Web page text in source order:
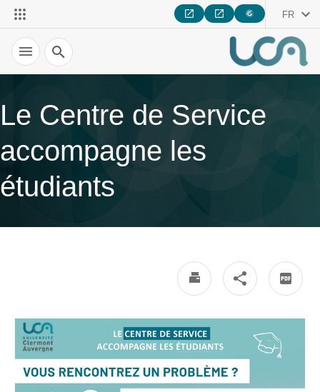
FR
Recherche
Le Centre de Service
accompagne les
étudiants